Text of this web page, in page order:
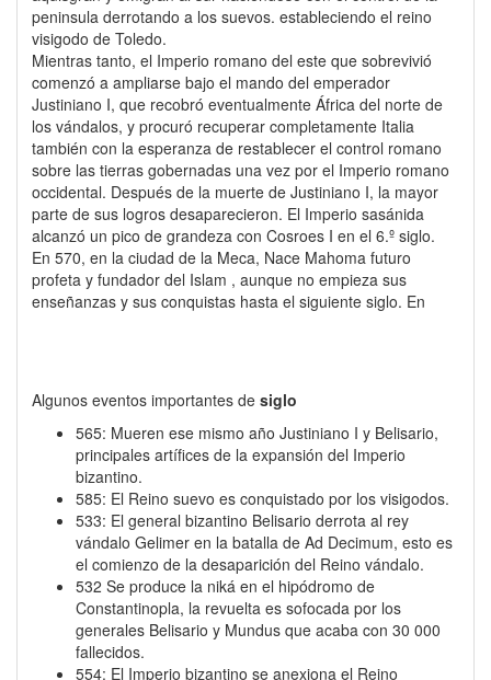
peninsula derrotando a los suevos. estableciendo el reino
visigodo de Toledo.
Mientras tanto, el Imperio romano del este que sobrevivió
comenzó a ampliarse bajo el mando del emperador
Justiniano I, que recobró eventualmente África del norte de
los vándalos, y procuró recuperar completamente Italia
también con la esperanza de restablecer el control romano
sobre las tierras gobernadas una vez por el Imperio romano
occidental. Después de la muerte de Justiniano I, la mayor
parte de sus logros desaparecieron. El Imperio sasánida
alcanzó un pico de grandeza con Cosroes I en el 6.º siglo.
En 570, en la ciudad de la Meca, Nace Mahoma futuro
profeta y fundador del Islam , aunque no empieza sus
enseñanzas y sus conquistas hasta el siguiente siglo. En
Algunos eventos importantes de siglo
565: Mueren ese mismo año Justiniano I y Belisario,
principales artífices de la expansión del Imperio
bizantino.
585: El Reino suevo es conquistado por los visigodos.
533: El general bizantino Belisario derrota al rey
vándalo Gelimer en la batalla de Ad Decimum, esto es
el comienzo de la desaparición del Reino vándalo.
532 Se produce la niká en el hipódromo de
Constantinopla, la revuelta es sofocada por los
generales Belisario y Mundus que acaba con 30 000
fallecidos.
554: El Imperio bizantino se anexiona el Reino